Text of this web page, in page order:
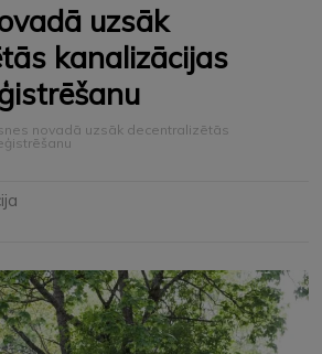
uzsāk
kanalizācijas
novadā uzsāk decentralizētās